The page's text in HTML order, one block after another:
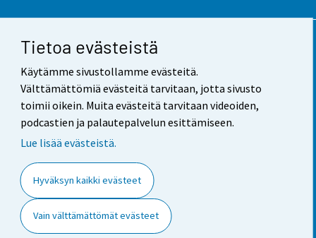
Tietoa evästeistä
Käytämme sivustollamme evästeitä.
Välttämättömiä evästeitä tarvitaan, jotta sivusto
toimii oikein. Muita evästeitä tarvitaan videoiden,
podcastien ja palautepalvelun esittämiseen.
Lue lisää evästeistä.
Hyväksyn kaikki evästeet
Vain välttämättömät evästeet
Yhteystiedot
Palaute
Käyttöehdot
Saavutettavuus
Tietoa sivustosta
Evästeasetukset